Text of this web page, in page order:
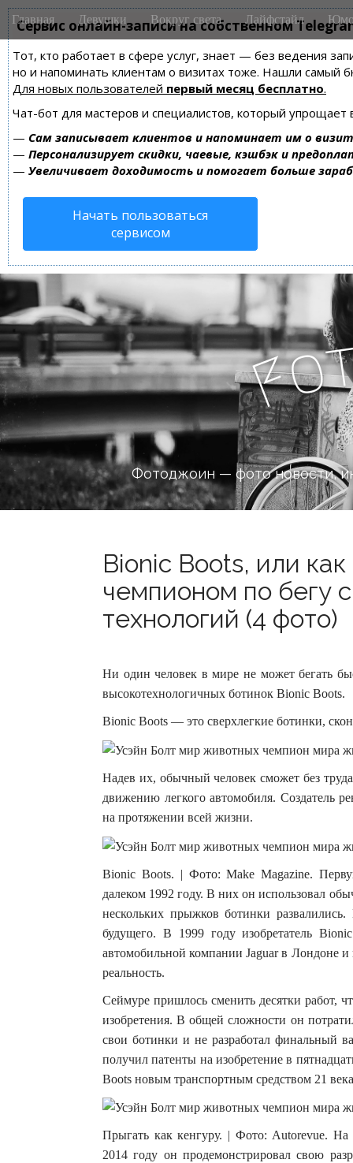
Сервис онлайн-записи на собственном
Тот, кто работает в сфере услуг, знает — без ведения
но и напоминать клиентам о визитах тоже. Нашли самый
Для новых пользователей первый месяц бесплатно.
Чат-бот для мастеров и специалистов, который упрощает
— Сам записывает клиентов и напоминает им о
— Персонализирует скидки, чаевые, кэшбэк и
— Увеличивает доходимость и помогает больше
Начать пользоваться
сервисом
M
a
n
m
e
n
u
i
Главная Девушки Вокруг света Лайфстайл
Fo
Фотоджоин — фото новости,
Bionic Boots, или
чемпионом по бегу
технологий (4 фото)
Ни один человек в мире не может бегать
высокотехнологичных ботинок Bionic Boots.
Bionic Boots — это сверхлегкие ботинки,
Надев их, обычный человек сможет без
движению легкого автомобиля. Создатель
на протяжении всей жизни.
Bionic Boots. | Фото: Make Magazine.
далеком 1992 году. В них он использовал
нескольких прыжков ботинки
будущего. В 1999 году изобретатель
автомобильной компании Jaguar в Лондоне
реальность.
Сеймуре пришлось сменить десятки работ,
изобретения. В общей сложности он
свои ботинки и не разработал финальный
получил патенты на изобретение в
Boots новым транспортным средством 21
Прыгать как кенгуру. | Фото: Autorevue.
2014 году он продемонстрировал свою